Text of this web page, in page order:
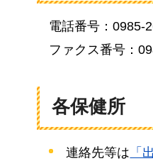
電話番号：0985-
ファクス番号：
各保健所
連絡先等は 「